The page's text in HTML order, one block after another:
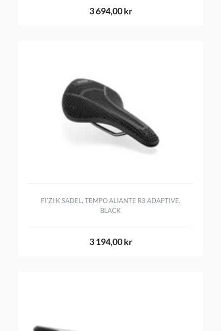
3 694,00 kr
FI´ZI:K SADEL, TEMPO ALIANTE R3 ADAPTIVE,
BLACK
3 194,00 kr